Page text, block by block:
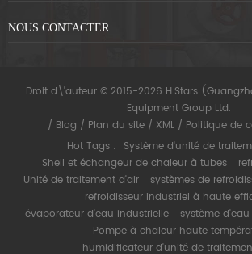
NOUS CONTACTER
Droit d\'auteur © 2015-2026 H.Stars
Equipment Group Ltd.
/ Blog / Plan du site / XML / Politique de
Hot Tags :
Système d'unité de
Shell et échangeur de chaleur à tubes
Unité de traitement d'air
systèmes de
refroidisseur industriel à haute
évaporateur d'eau industrielle
système
Pompe à chaleur haute
humidificateur d'unité de